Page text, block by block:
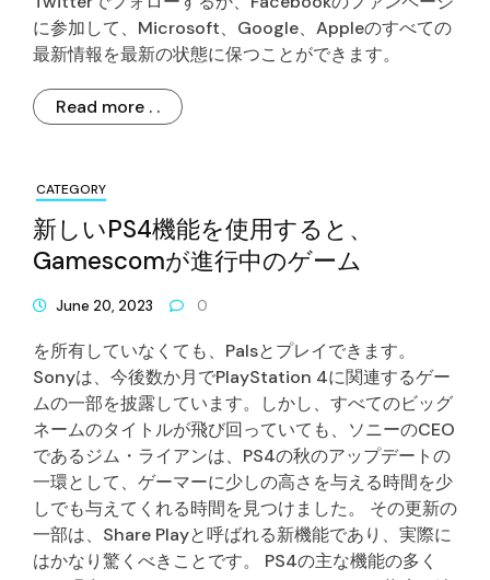
に参​​加して、Microsoft、Google、Appleのすべての
最新情報を最新の状態に保つことができます。
Read more . .
CATEGORY
新しいPS4機能を使用すると、
Gamescomが進行中のゲーム
June 20, 2023 0
を所有していなくても、Palsとプレイできます。
Sonyは、今後数か月でPlayStation 4に関連するゲー
ムの一部を披露しています。しかし、すべてのビッグ
ネームのタイトルが飛び回っていても、ソニーのCEO
であるジム・ライアンは、PS4の秋のアップデートの
一環として、ゲーマーに少しの高さを与える時間を少
しでも与えてくれる時間を見つけました。 その更新の
一部は、Share Playと呼ばれる新機能であり、実際に
はかなり驚くべきことです。 PS4の主な機能の多く